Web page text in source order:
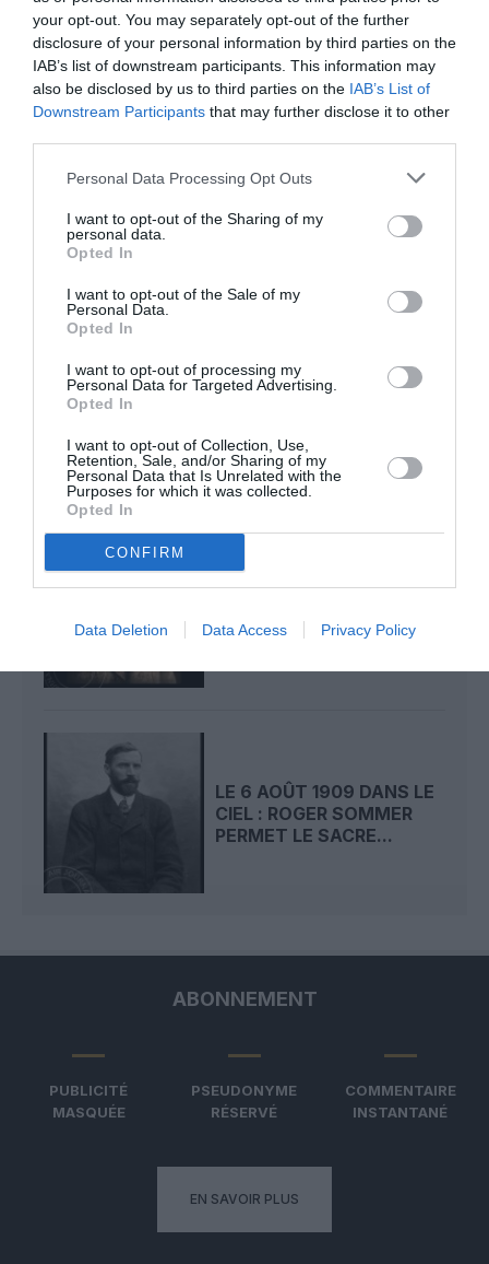
your opt-out. You may separately opt-out of the further
disclosure of your personal information by third parties on the
IAB’s list of downstream participants. This information may
also be disclosed by us to third parties on the IAB’s List of
Downstream Participants that may further disclose it to other
Personal Data Processing Opt Outs
I want to opt-out of the Sharing of my
personal data.
Opted In
I want to opt-out of the Sale of my
Personal Data.
Opted In
I want to opt-out of processing my
Personal Data for Targeted Advertising.
Opted In
I want to opt-out of Collection, Use,
Retention, Sale, and/or Sharing of my
Personal Data that Is Unrelated with the
Purposes for which it was collected.
Opted In
CONFIRM
Data Deletion Data Access Privacy Policy
Serge13 a commenté l'article :
Flynas ouvre une ligne directe entre Médine et
Bruxelles
LE 8 AOÛT 1908 DANS LE
CIEL : UNE
PUBLIQUE...
LE 7 AOÛT 1909 DANS LE
FAIT ENCORE
L’ACTUALITÉ
LE 6 AOÛT 1909 DANS LE
CIEL : ROGER SOMMER
PERMET LE SACRE...
ABONNEMENT
PUBLICITÉ
MASQUÉE
PSEUDONYME
RÉSERVÉ
COMMENTAIRE
INSTANTANÉ
EN SAVOIR PLUS